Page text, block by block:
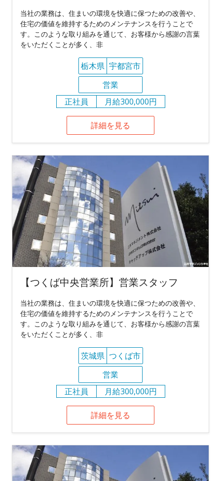
当社の業務は、住まいの環境を快適に保つための改善や、
住宅の価値を維持するためのメンテナンスを行うことで
す。このような取り組みを通じて、お客様から感謝の言葉
をいただくことが多く、非
栃木県 宇都宮市
営業
正社員
月給300,000円
詳細を見る
【つくば中央営業所】営業スタッフ
当社の業務は、住まいの環境を快適に保つための改善や、
住宅の価値を維持するためのメンテナンスを行うことで
す。このような取り組みを通じて、お客様から感謝の言葉
をいただくことが多く、非
茨城県 つくば市
営業
正社員
月給300,000円
詳細を見る